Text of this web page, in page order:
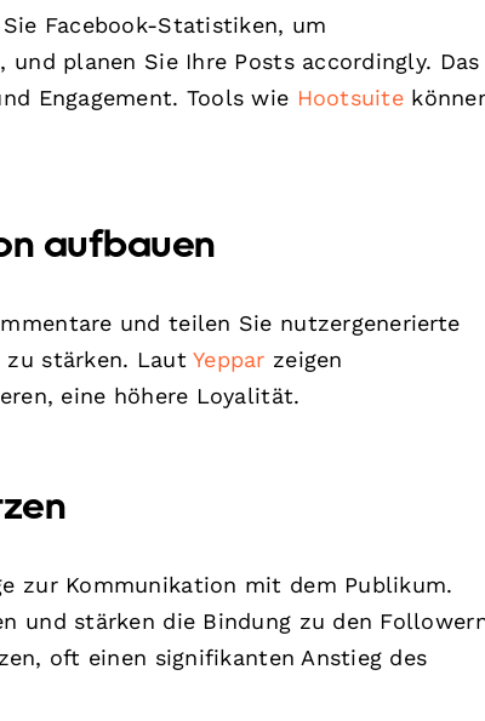
Facebook-Statistiken, um
planen Sie Ihre Posts accordingly. Das
Engagement. Tools wie Hootsuite
aufbauen
und teilen Sie nutzergenerierte
zu stärken. LautYeppar zeigen
eine höhere Loyalität.
zur Kommunikation mit dem Publikum.
und stärken die Bindung zu den
oft einen signifikanten Anstieg des